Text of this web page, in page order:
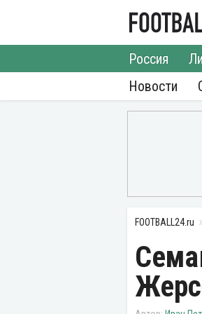
Новости
Россия
FOOTBALL24.ru